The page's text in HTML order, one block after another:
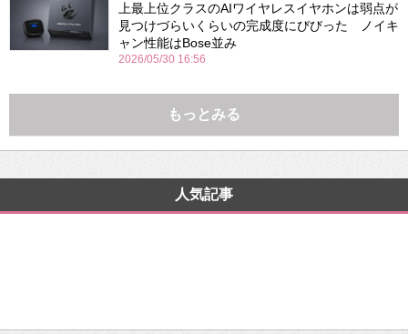
上最上位クラスのAIワイヤレスイヤホンは弱点が
見つけづらいくらいの完成度にびびった ノイキ
ャン性能はBose並み
2026/05/30 16:56
もっとみる
人気記事